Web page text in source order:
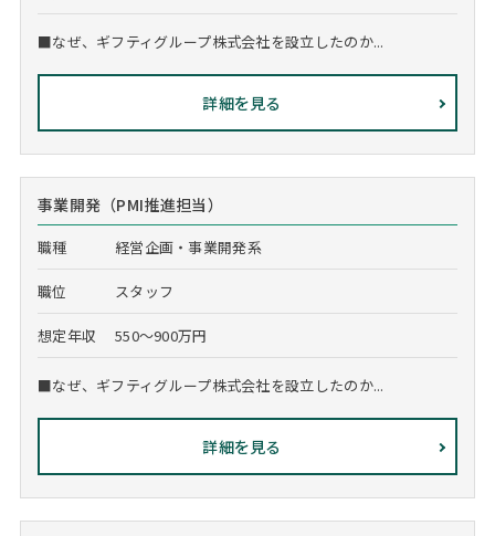
■なぜ、ギフティグループ株式会社を設立したのか...
詳細を見る
事業開発（PMI推進担当）
職種 経営企画・事業開発系
職位 スタッフ
想定年収 550～900万円
■なぜ、ギフティグループ株式会社を設立したのか...
詳細を見る